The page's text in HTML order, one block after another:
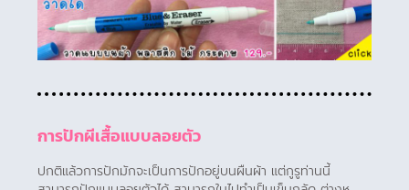
การปักผีเสื้อแบบลอยตัว
ปกติแล้วการปักมักจะเป็นการปักอยู่บนผืนผ้า แต่กูรูท่านนี้